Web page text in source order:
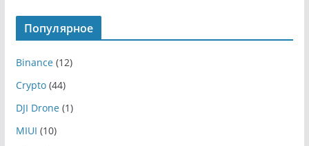
Популярное
Binance(12)
Crypto(44)
DJI Drone(1)
MIUI (10)